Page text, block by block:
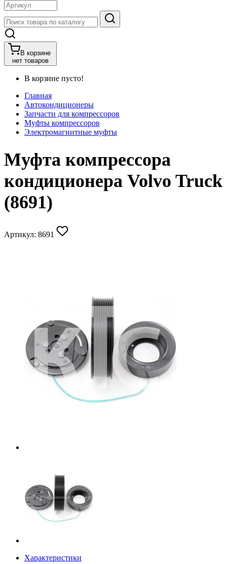
В корзине
нет товаров
В корзине пусто!
Главная
Автокондиционеры
Запчасти для компрессоров
Муфты компрессоров
Электромагнитные муфты
Муфта компрессора
кондиционера Volvo Truck
(8691)
Артикул: 8691
Характеристики